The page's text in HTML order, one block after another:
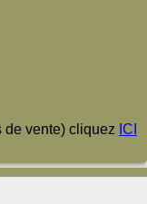
de vente) cliquez ICI